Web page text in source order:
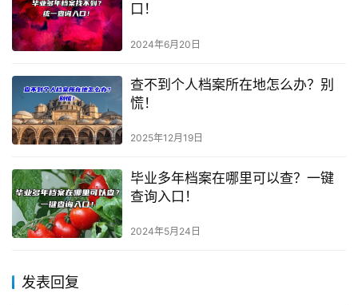
口！
2024年6月20日
查不到个人档案所在地怎么办？别
慌！
2025年12月19日
毕业多年档案在哪里可以查？一键
查询入口！
2024年5月24日
发表回复